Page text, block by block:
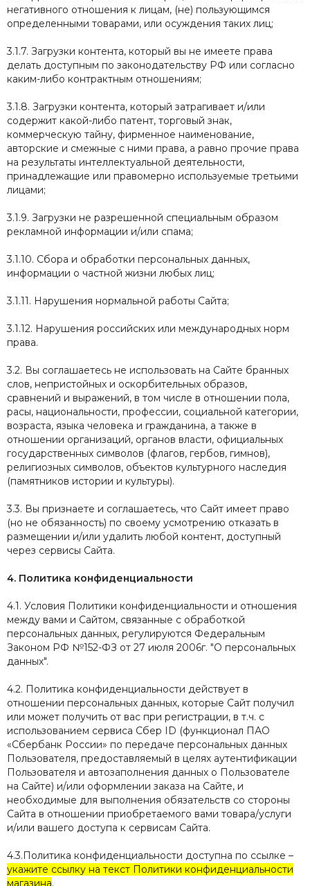
негативного отношения к лицам, (не) пользующимся
определенными товарами, или осуждения таких лиц;
3.1.7. Загрузки контента, который вы не имеете права
делать доступным по законодательству РФ или согласно
каким-либо контрактным отношениям;
3.1.8. Загрузки контента, который затрагивает и/или
содержит какой-либо патент, торговый знак,
коммерческую тайну, фирменное наименование,
авторские и смежные с ними права, а равно прочие права
на результаты интеллектуальной деятельности,
принадлежащие или правомерно используемые третьими
лицами;
3.1.9. Загрузки не разрешенной специальным образом
рекламной информации и/или спама;
3.1.10. Сбора и обработки персональных данных,
информации о частной жизни любых лиц;
3.1.11. Нарушения нормальной работы Сайта;
3.1.12. Нарушения российских или международных норм
права.
3.2. Вы соглашаетесь не использовать на Сайте бранных
слов, непристойных и оскорбительных образов,
сравнений и выражений, в том числе в отношении пола,
расы, национальности, профессии, социальной категории,
возраста, языка человека и гражданина, а также в
отношении организаций, органов власти, официальных
государственных символов (флагов, гербов, гимнов),
религиозных символов, объектов культурного наследия
(памятников истории и культуры).
3.3. Вы признаете и соглашаетесь, что Сайт имеет право
(но не обязанность) по своему усмотрению отказать в
размещении и/или удалить любой контент, доступный
через сервисы Сайта.
4. Политика конфиденциальности
4.1. Условия Политики конфиденциальности и отношения
между вами и Сайтом, связанные с обработкой
персональных данных, регулируются Федеральным
Законом РФ №152-ФЗ от 27 июля 2006г. "О персональных
данных".
4.2. Политика конфиденциальности действует в
отношении персональных данных, которые Сайт получил
или может получить от вас при регистрации, в т.ч. с
использованием сервиса Сбер ID (функционал ПАО
«Сбербанк России» по передаче персональных данных
Пользователя, предоставляемый в целях аутентификации
Пользователя и автозаполнения данных о Пользователе
на Сайте) и/или оформлении заказа на Сайте, и
необходимые для выполнения обязательств со стороны
Сайта в отношении приобретаемого вами товара/услуги
и/или вашего доступа к сервисам Сайта.
4.3.Политика конфиденциальности доступна по ссылке –
укажите ссылку на текст Политики конфиденциальности
магазина.